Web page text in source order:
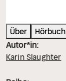
Über
Hörbuch
Autor*in:
Karin Slaughter